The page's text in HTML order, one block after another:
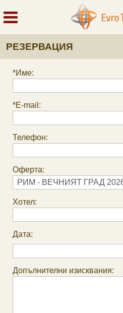
РЕЗЕРВАЦИЯ
*Име:
*E-mail:
Телефон:
Оферта:
Хотел:
Дата:
Допълнителни изисквания: